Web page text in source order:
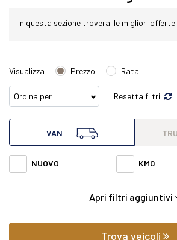
In questa sezione troverai le migliori offerte
Mercedes van Sprinter 316 2.1 cdi f 37/35
con varie fasce di prezzi ed
soddisfare qualsiasi esigenza di comfort o
Oltre a conoscere il prezzo potrai scoprire gli
Visualizza Prezzo Rata
Resetta filtri
VAN
NUOVO KM0
Apri filtri aggiuntivi
Trova veicoli